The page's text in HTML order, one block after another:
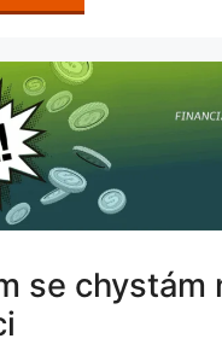
se chystám